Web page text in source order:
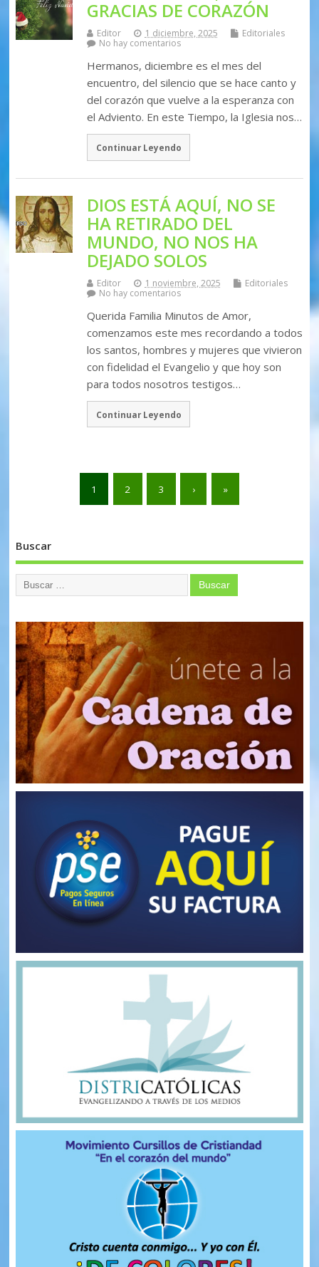
GRACIAS DE CORAZÓN
Editor 1 diciembre, 2025
Editoriales
No hay comentarios
Hermanos, diciembre es el mes del
encuentro, del silencio que se hace canto y
del corazón que vuelve a la esperanza con
el Adviento. En este Tiempo, la Iglesia nos…
Continuar Leyendo
DIOS ESTÁ AQUÍ, NO SE
HA RETIRADO DEL
MUNDO, NO NOS HA
DEJADO SOLOS
Editor 1 noviembre, 2025
Editoriales
No hay comentarios
Querida Familia Minutos de Amor,
comenzamos este mes recordando a todos
los santos, hombres y mujeres que vivieron
con fidelidad el Evangelio y que hoy son
para todos nosotros testigos…
Continuar Leyendo
1 2 3 › »
Buscar